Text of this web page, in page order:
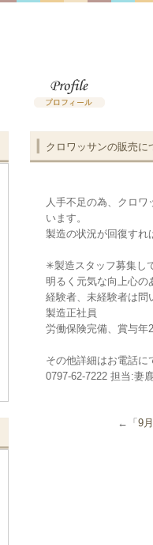
クロワッサンの販売に
人手不足の為、クロ
います。
製造の状況が回復すれ
✳︎製造スタッフ募集し
明るく元気な向上心の
経験者、未経験者は問
製造正社員
労働保険完備、賞与年
その他詳細はお電話に
0797-62-7222 担当:妻
←「 9